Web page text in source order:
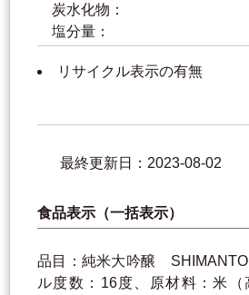
炭水化物：
塩分量：
リサイクル表示の有無
最終更新日：2023-08-02
食品表示（一括表示）
品目：純米大吟醸 SHIMANTO
ル度数：16度、原材料：米